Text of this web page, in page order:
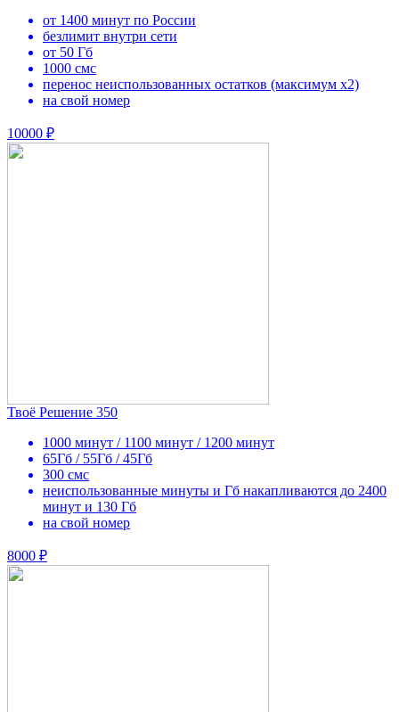
от 1400 минут по России
безлимит внутри сети
от 50 Гб
1000 смс
перенос неиспользованных остатков (максимум х2)
на свой номер
10000 ₽
Твоё Решение 350
1000 минут / 1100 минут / 1200 минут
65Гб / 55Гб / 45Гб
300 смс
неиспользованные минуты и Гб накапливаются до 2400
минут и 130 Гб
на свой номер
8000 ₽